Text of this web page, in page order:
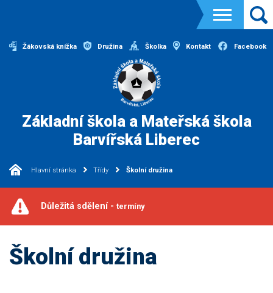
Žákovská knížka Družina Školka Kontakt Facebook
Základní škola a Mateřská škola
Barvířská Liberec
Hlavní stránka Třídy Školní družina
Důležitá sdělení - termíny
Školní družina